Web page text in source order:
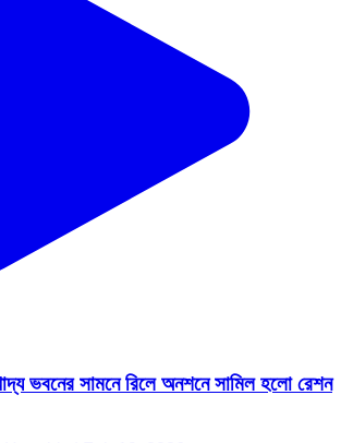
ভবনের সামনে রিলে অনশনে সামিল হলো রেশন